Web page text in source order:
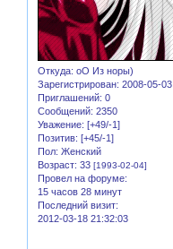
Откуда: оО Из норы)
Зарегистрирован: 2008-05-03
Приглашений: 0
Сообщений: 2350
Уважение: [+49/-1]
Позитив: [+45/-1]
Пол: Женский
Возраст: 33 [1993-02-04]
Провел на форуме:
15 часов 28 минут
Последний визит:
2012-03-18 21:32:03